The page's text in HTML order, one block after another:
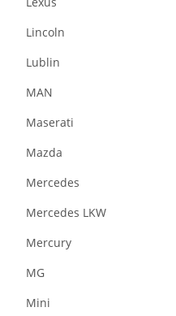
Lincoln
Lublin
MAN
Maserati
Mazda
Mercedes
Mercedes LKW
Mercury
MG
Mini